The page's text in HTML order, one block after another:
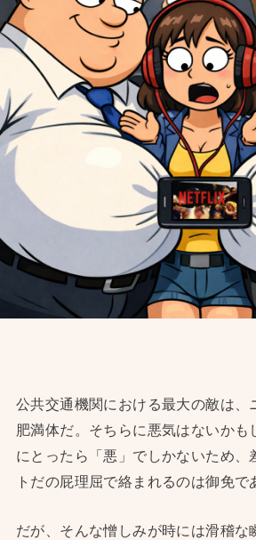
公共交通機関における最大の敵は、
肥満体だ。そちらに悪気はないかも
にとったら「悪」でしかないため、
トだの屁理屈で絡まれるのは御免で
だが、そんな憎しみが時には滑稽な